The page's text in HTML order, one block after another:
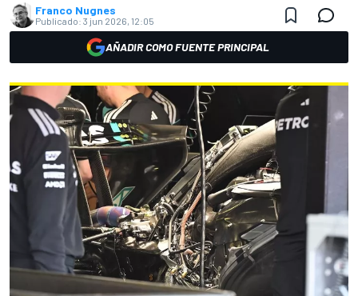
Franco Nugnes
Publicado: 3 jun 2026, 12:05
AÑADIR COMO FUENTE PRINCIPAL